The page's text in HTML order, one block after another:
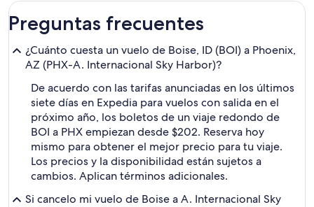
Preguntas frecuentes
¿Cuánto cuesta un vuelo de Boise, ID (BOI) a Phoenix,
AZ (PHX-A. Internacional Sky Harbor)?
De acuerdo con las tarifas anunciadas en los últimos
siete días en Expedia para vuelos con salida en el
próximo año, los boletos de un viaje redondo de
BOI a PHX empiezan desde $202. Reserva hoy
mismo para obtener el mejor precio para tu viaje.
Los precios y la disponibilidad están sujetos a
cambios. Aplican términos adicionales.
Si cancelo mi vuelo de Boise a A. Internacional Sky